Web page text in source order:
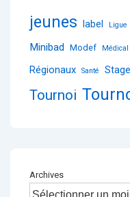
jeunes label Ligue
Minibad Modef Médical
Régionaux Santé Stage
Tournoi
Archives